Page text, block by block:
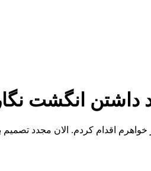
داشتن انگشت
اقدام کردم. الان مجدد تصمیم